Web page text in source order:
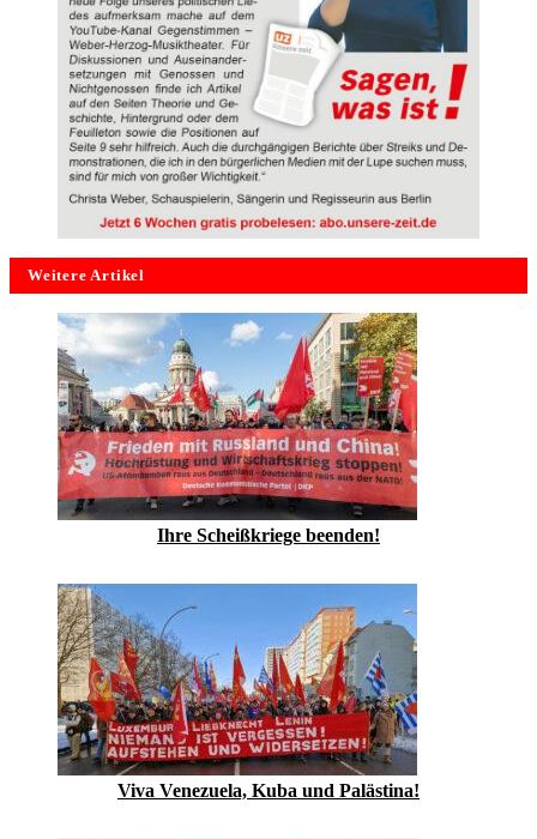
Weitere Artikel
Ihre Scheißkriege beenden!
Viva Venezuela, Kuba und Palästina!